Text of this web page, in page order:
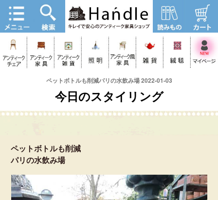
ペットボトルも削減パリの水飲み場 2022-01-03
今日のスタイリング
ペットボトルも削減
パリの水飲み場